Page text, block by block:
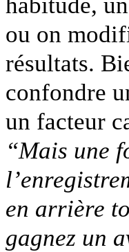
ou on
résultats.
confondre
un facteur
“Mais une
en arrière
gagnez un